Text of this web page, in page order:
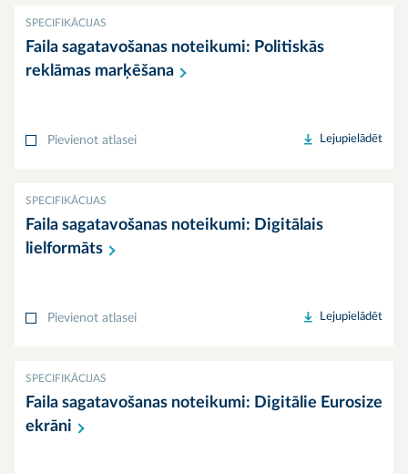
SPECIFIKĀCIJAS
Faila sagatavošanas noteikumi: Politiskās
reklāmas marķēšana
Pievienot atlasei Lejupielādēt
SPECIFIKĀCIJAS
Faila sagatavošanas noteikumi: Digitālais
lielformāts
Pievienot atlasei Lejupielādēt
SPECIFIKĀCIJAS
Faila sagatavošanas noteikumi: Digitālie Eurosize
ekrāni